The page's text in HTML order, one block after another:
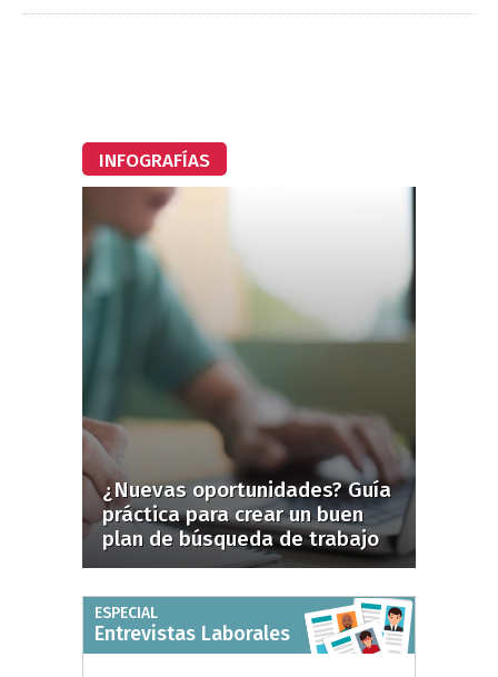
INFOGRAFÍAS
¿Nuevas oportunidades? Guía
práctica para crear un buen
plan de búsqueda de trabajo
ESPECIAL
Entrevistas Laborales